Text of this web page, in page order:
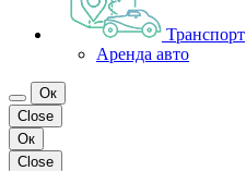
Транспорт
Аренда авто
Ок
Close
Ок
Close